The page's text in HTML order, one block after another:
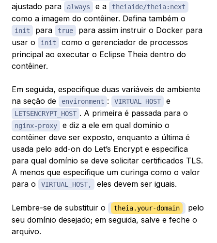
ajustado para always e a theiaide/theia:next
como a imagem do contêiner. Defina também o
init para true
para assim instruir o Docker para
usar o
init
como o gerenciador de processos
principal ao executar o Eclipse Theia dentro do
contêiner.
Em seguida, especifique duas variáveis de ambiente
na seção de
environment : VIRTUAL_HOST e
LETSENCRYPT_HOST . A primeira é passada para o
nginx-proxy
e diz a ele em qual domínio o
contêiner deve ser exposto, enquanto a última é
usada pelo add-on do Let’s Encrypt e especifica
para qual domínio se deve solicitar certificados TLS.
A menos que especifique um curinga como o valor
para o
VIRTUAL_HOST, eles devem ser iguais.
Lembre-se de substituir o theia.your-domain
pelo
seu domínio desejado; em seguida, salve e feche o
arquivo.